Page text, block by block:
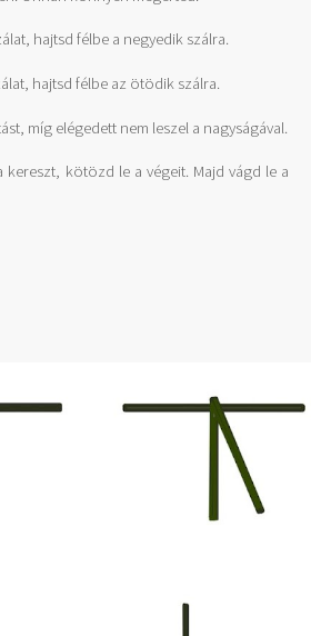
hajtsd félbe a negyedik szálra.
hajtsd félbe az ötödik szálra.
míg elégedett nem leszel a nagyságával.
kereszt, kötözd le a végeit. Majd vágd le a